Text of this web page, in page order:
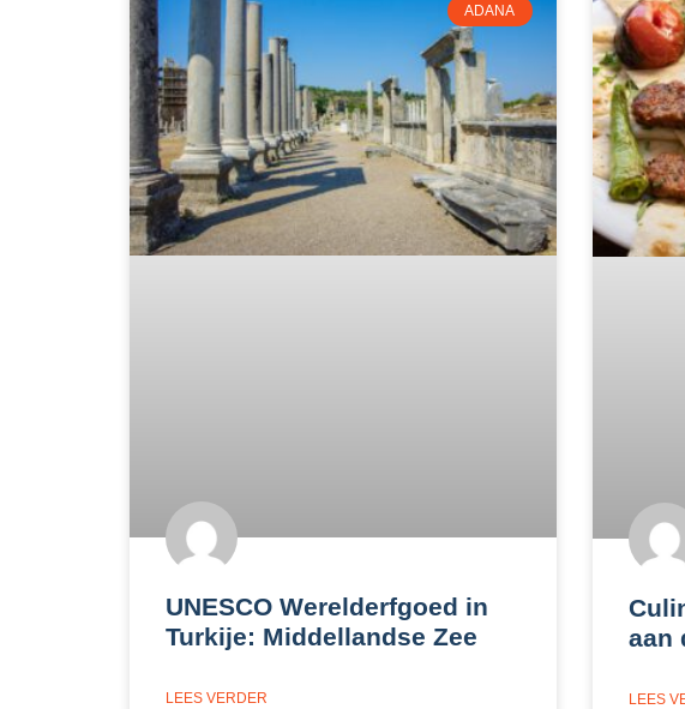
ADANA
UNESCO Werelderfgoed in
Turkije: Middellandse Zee
LEES VERDER
aan
LEES